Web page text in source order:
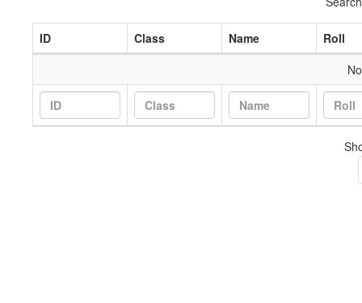
ID Class Name
Roll